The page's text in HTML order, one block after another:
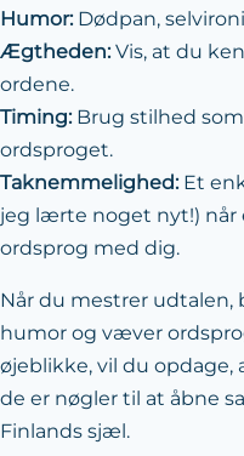
Humor:Dødpan,
Ægtheden:Vis, at du
ordene.
Timing:Brug stilhed
ordsproget.
Taknemmelighed:Et
jeg lærte noget nyt!) når
ordsprog med dig.
Når du mestrer udtalen,
humor og væver
øjeblikke, vil du
de er nøgler til at åbne
Finlands sjæl.